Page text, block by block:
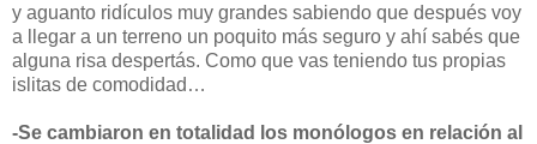
y aguanto ridículos muy grandes sabiendo que después voy
a llegar a un terreno un poquito más seguro y ahí sabés que
alguna risa despertás. Como que vas teniendo tus propias
islitas de comodidad…
-Se cambiaron en totalidad los monólogos en relación al